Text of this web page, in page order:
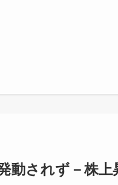
動されず－株上